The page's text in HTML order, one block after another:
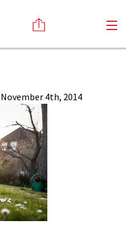
November 4th, 2014